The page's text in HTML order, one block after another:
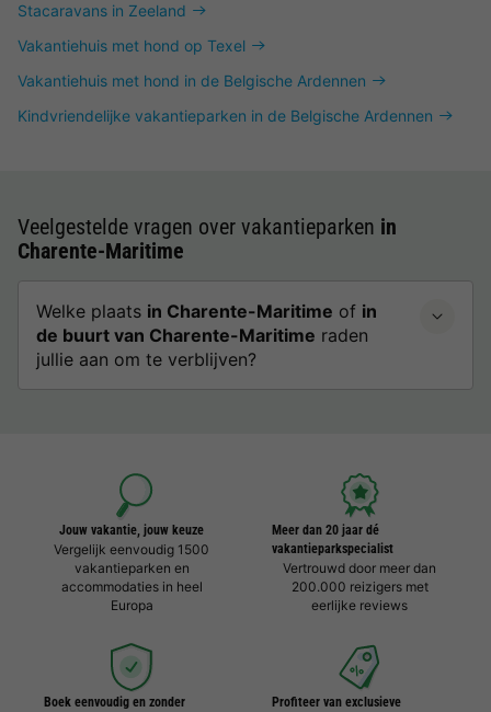
Stacaravans in Zeeland
Vakantiehuis met hond op Texel
Vakantiehuis met hond in de Belgische Ardennen
Kindvriendelijke vakantieparken in de Belgische Ardennen
Veelgestelde vragen over vakantieparken in
Charente-Maritime
Welke plaats in Charente-Maritime of in
de buurt van Charente-Maritime raden
jullie aan om te verblijven?
Jouw vakantie, jouw keuze
Vergelijk eenvoudig 1500
vakantieparken en
accommodaties in heel
Europa
Meer dan 20 jaar dé
vakantieparkspecialist
Vertrouwd door meer dan
200.000 reizigers met
eerlijke reviews
Boek eenvoudig en zonder
Profiteer van exclusieve